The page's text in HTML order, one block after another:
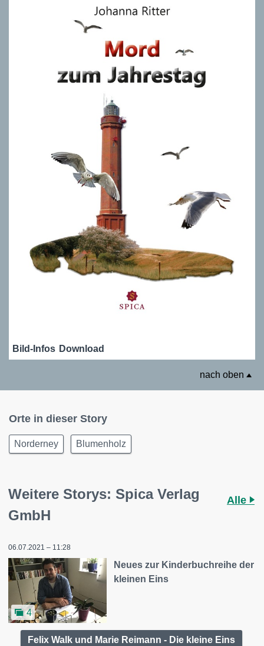
Bild-Infos Download
nach oben
Orte in dieser Story
Norderney Blumenholz
Weitere Storys: Spica Verlag
GmbH
Alle
06.07.2021 – 11:28
4
Neues zur Kinderbuchreihe der
kleinen Eins
Felix Walk und Marie Reimann - Die kleine Eins